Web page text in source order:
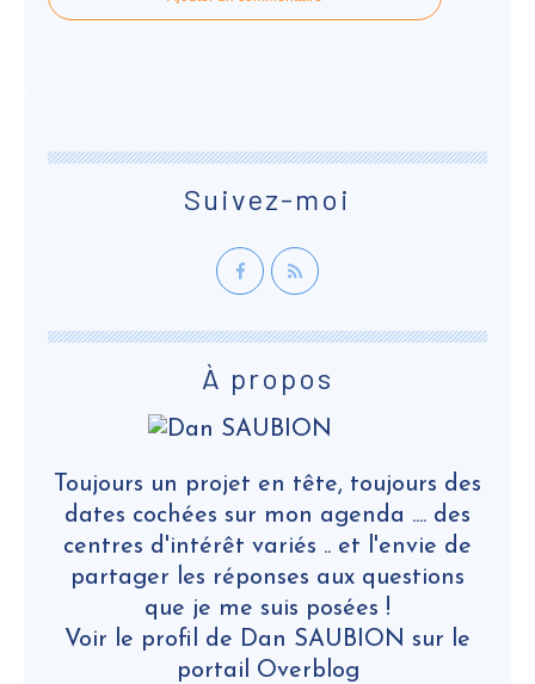
Suivez-moi
À propos
Toujours un projet en tête, toujours des
dates cochées sur mon agenda .... des
centres d'intérêt variés .. et l'envie de
partager les réponses aux questions
que je me suis posées !
Voir le profil de Dan SAUBION sur le
portail Overblog